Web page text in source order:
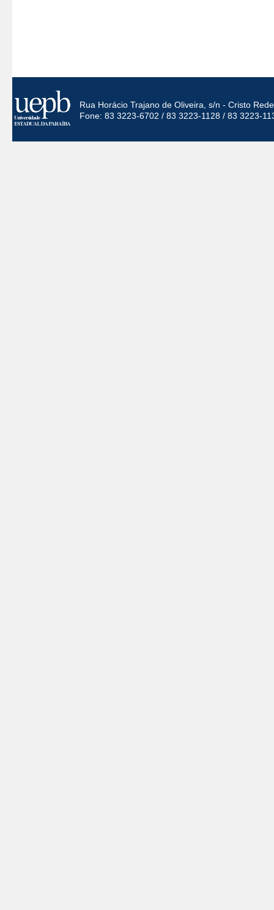
Rua Horácio Trajano de Oliveira, s/n - Cristo
Fone: 83 3223-6702 / 83 3223-1128 / 83 3223-